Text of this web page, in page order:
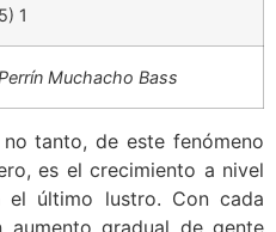
Muchacho Bass
tanto, de este fenómeno
es el crecimiento a nivel
último lustro. Con cada
gradual de gente